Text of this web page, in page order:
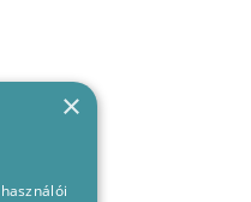
×